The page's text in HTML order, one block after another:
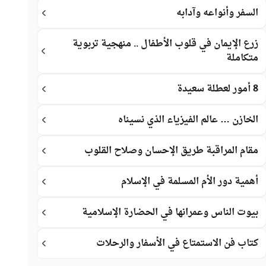
السفر وأنواعه وآدابه
زرع الإيمان في قلوب الأطفال .. منهجية تربوية
متكاملة
8 أمور لعطلة سعيدة
الخازن … عالم الفيزياء الذي نسيناه
مقام المراقبة طريق الإحسان وصلاح القلوب
أهمية دور الأم المسلمة في الإسلام
بيوت الناس وعمرانها في الحضارة الإسلامية
كتاب فن الاستمتاع في الأسفار والرحلات